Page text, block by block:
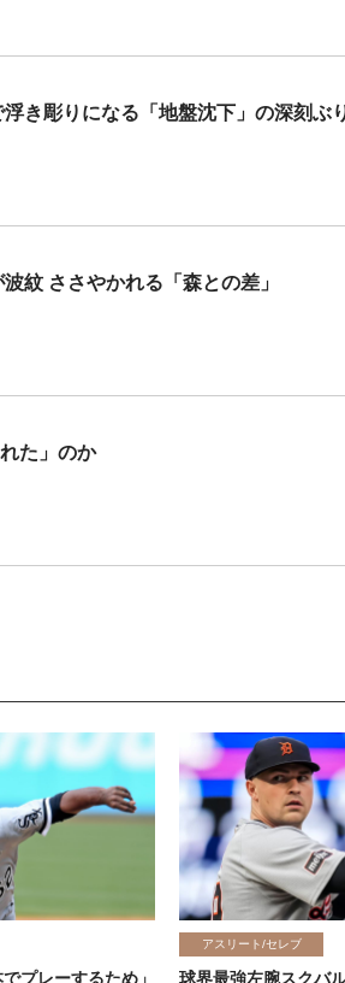
き彫りになる「地盤沈下」の深刻ぶ
紋 ささやかれる「森との差」
た」のか
プレーするため」
アスリート/セレブ
球界最強左腕スクバ